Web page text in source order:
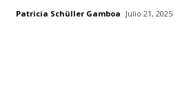
Patricia Schüller Gamboa Julio 21, 2025